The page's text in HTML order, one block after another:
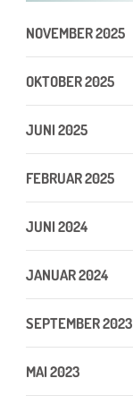
NOVEMBER 2025
OKTOBER 2025
JUNI 2025
FEBRUAR 2025
JUNI 2024
JANUAR 2024
SEPTEMBER 2023
MAI 2023